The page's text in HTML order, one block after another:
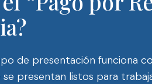
de presentación funciona
se presentan listos para